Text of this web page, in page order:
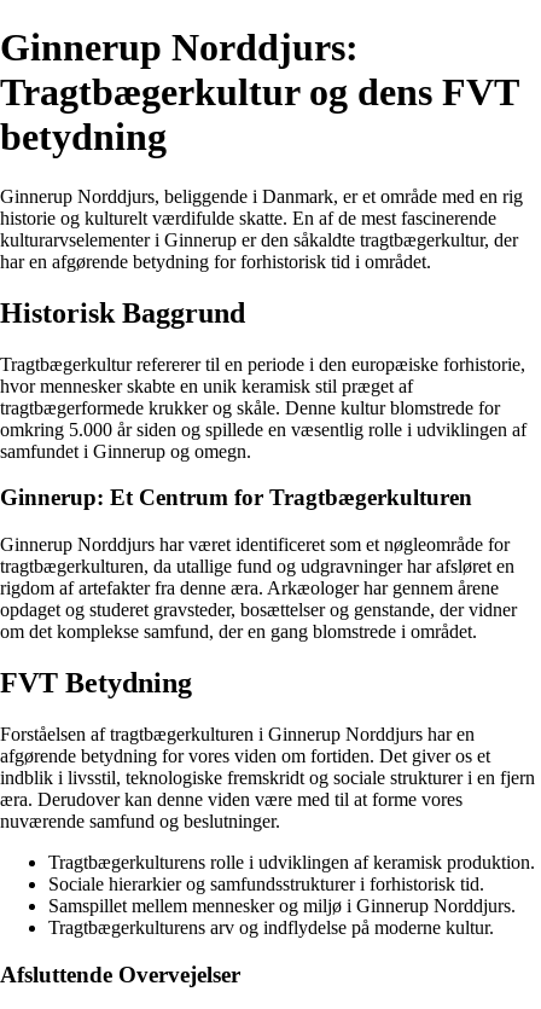
Ginnerup Norddjurs:
Tragtbægerkultur og dens FVT
betydning
Ginnerup Norddjurs, beliggende i Danmark, er et område med en rig
historie og kulturelt værdifulde skatte. En af de mest fascinerende
kulturarvselementer i Ginnerup er den såkaldte tragtbægerkultur, der
har en afgørende betydning for forhistorisk tid i området.
Historisk Baggrund
Tragtbægerkultur refererer til en periode i den europæiske forhistorie,
hvor mennesker skabte en unik keramisk stil præget af
tragtbægerformede krukker og skåle. Denne kultur blomstrede for
omkring 5.000 år siden og spillede en væsentlig rolle i udviklingen af
samfundet i Ginnerup og omegn.
Ginnerup: Et Centrum for Tragtbægerkulturen
Ginnerup Norddjurs har været identificeret som et nøgleområde for
tragtbægerkulturen, da utallige fund og udgravninger har afsløret en
rigdom af artefakter fra denne æra. Arkæologer har gennem årene
opdaget og studeret gravsteder, bosættelser og genstande, der vidner
om det komplekse samfund, der en gang blomstrede i området.
FVT Betydning
Forståelsen af tragtbægerkulturen i Ginnerup Norddjurs har en
afgørende betydning for vores viden om fortiden. Det giver os et
indblik i livsstil, teknologiske fremskridt og sociale strukturer i en fjern
æra. Derudover kan denne viden være med til at forme vores
nuværende samfund og beslutninger.
Tragtbægerkulturens rolle i udviklingen af keramisk produktion.
Sociale hierarkier og samfundsstrukturer i forhistorisk tid.
Samspillet mellem mennesker og miljø i Ginnerup Norddjurs.
Tragtbægerkulturens arv og indflydelse på moderne kultur.
Afsluttende Overvejelser